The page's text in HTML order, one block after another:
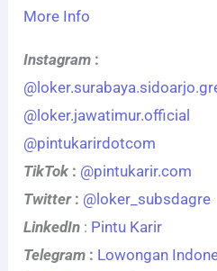
More Info
Instagram :
@loker.jawatimur.official
@pintukarirdotcom
TikTok : @pintukarir.com
Twitter: @loker_subsdagre
LinkedIn : Pintu Karir
Telegram : Lowongan